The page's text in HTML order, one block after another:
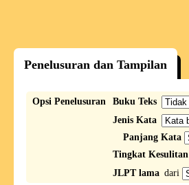
Penelusuran dan Tampilan
Opsi Penelusuran Buku Teks
Jenis Kata
Panjang Kata
Tingkat Kesulitan
JLPT lama dari